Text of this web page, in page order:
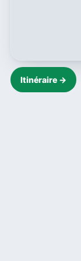
Itinéraire →